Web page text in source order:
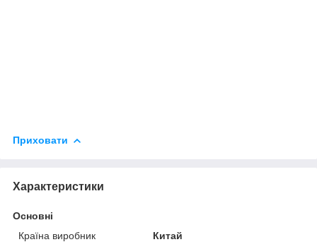
Приховати
Характеристики
Основні
Країна виробник
Китай